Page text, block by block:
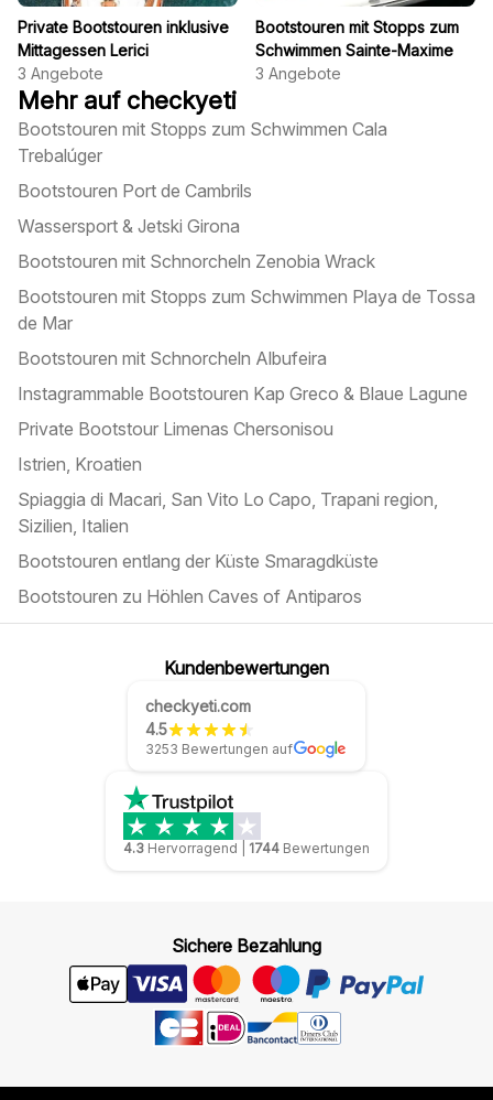
Private Bootstouren inklusive
Mittagessen Lerici
3 Angebote
Bootstouren mit Stopps zum
Schwimmen Sainte-Maxime
3 Angebote
Mehr auf checkyeti
Bootstouren mit Stopps zum Schwimmen Cala
Trebalúger
Bootstouren Port de Cambrils
Wassersport & Jetski Girona
Bootstouren mit Schnorcheln Zenobia Wrack
Bootstouren mit Stopps zum Schwimmen Playa de Tossa
de Mar
Bootstouren mit Schnorcheln Albufeira
Instagrammable Bootstouren Kap Greco & Blaue Lagune
Private Bootstour Limenas Chersonisou
Istrien, Kroatien
Spiaggia di Macari, San Vito Lo Capo, Trapani region,
Sizilien, Italien
Bootstouren entlang der Küste Smaragdküste
Bootstouren zu Höhlen Caves of Antiparos
Kundenbewertungen
checkyeti.com
4.5
3253 Bewertungen auf
4.3 Hervorragend 1744 Bewertungen
Sichere Bezahlung